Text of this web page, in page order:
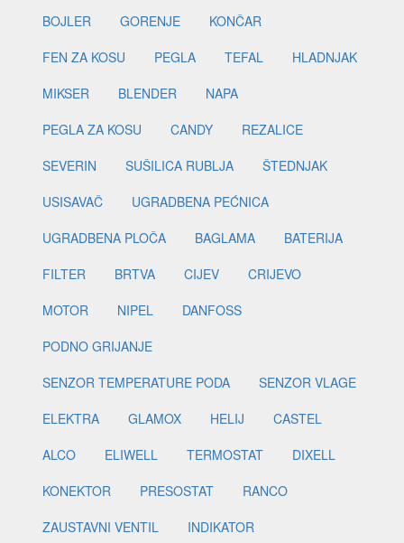
BOJLER
GORENJE
KONČAR
FEN ZA KOSU
PEGLA TEFAL
HLADNJAK
MIKSER
BLENDER
NAPA
PEGLA ZA KOSU
CANDY
REZALICE
SEVERIN
SUŠILICA RUBLJA
ŠTEDNJAK
USISAVAČ
UGRADBENA PEĆNICA
UGRADBENA PLOČA
BAGLAMA
BATERIJA
FILTER
BRTVA CIJEV
CRIJEVO
MOTOR
NIPEL
DANFOSS
PODNO GRIJANJE
SENZOR TEMPERATURE PODA
SENZOR VLAGE
ELEKTRA
GLAMOX HELIJ
CASTEL
ALCO
ELIWELL TERMOSTAT
DIXELL
KONEKTOR
PRESOSTAT
RANCO
ZAUSTAVNI VENTIL
INDIKATOR